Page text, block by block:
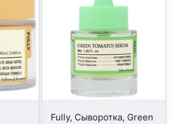
Fully, Сыворотка, Green